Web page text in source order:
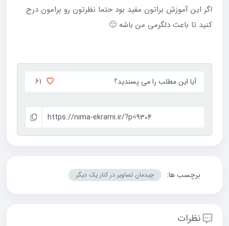
اگر این آموزش براتون مفید بود حتما نظرتون رو برامون درج
کنید تا باعث دلگرمی من باشه 🙂
آیا این مطلب را می پسندید؟ 61
https://nima-ekrami.ir/?p=9304
برچسب ها: چیدمان تصاویر در کنار یک دیگر
نظرات